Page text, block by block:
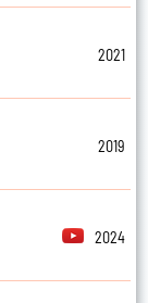
2021
2019
2024